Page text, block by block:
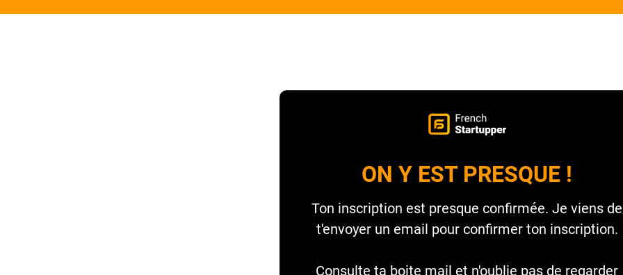
ON Y EST PRESQUE !
Ton inscription est presque confirmée. Je viens de
t'envoyer un email pour confirmer ton inscription.
Consulte ta boite mail et n'oublie pas de regarder